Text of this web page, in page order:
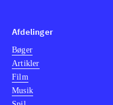
Afdelinger
Bøger
Artikler
Film
Musik